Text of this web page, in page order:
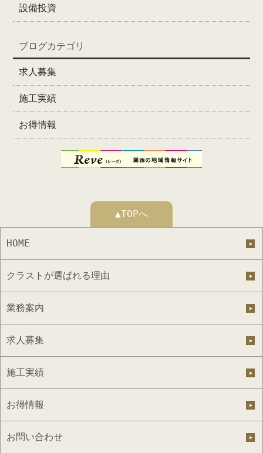
設備投資
ブログカテゴリ
求人募集
施工実績
お得情報
▲TOPへ
HOME
クラストが選ばれる理由
業務案内
求人募集
施工実績
お得情報
お問い合わせ